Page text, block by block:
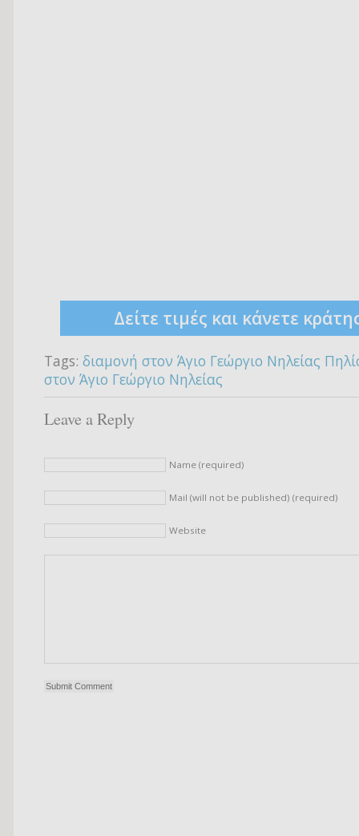
Δείτε τιμές και κάνετε
Tags: διαμονή στον Άγιο Γεώργιο Νηλείας
στον Άγιο Γεώργιο Νηλείας
Leave a Reply
Name (required)
Mail (will not be published) (required)
Website